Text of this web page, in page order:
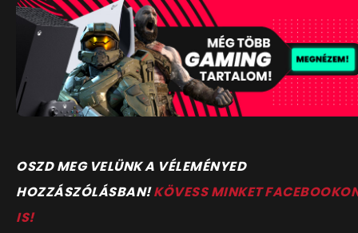
OSZD MEG VELÜNK A VÉLEMÉNYED
HOZZÁSZÓLÁSBAN!KÖVESS MINKET
IS!